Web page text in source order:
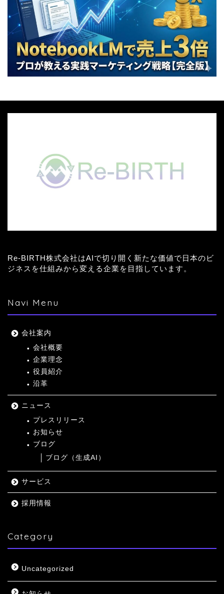
Re-BIRTH株式会社はAIで切り開く新たな価値で日本のビ
ジネスを仕組みから変える企業を目指しています。
Navi Menu
会社案内
会社概要
企業理念
役員紹介
沿革
ニュース
プレスリリース
お知らせ
ブログ
ブログ（生成AI）
サービス
採用情報
Category
Uncategorized